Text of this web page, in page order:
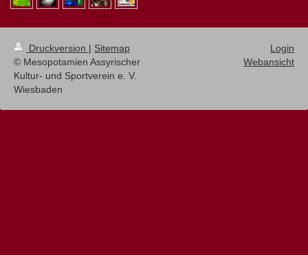
Druckversion | Sitemap
© Mesopotamien Assyrischer
Kultur- und Sportverein e. V.
Wiesbaden
Login
Webansicht